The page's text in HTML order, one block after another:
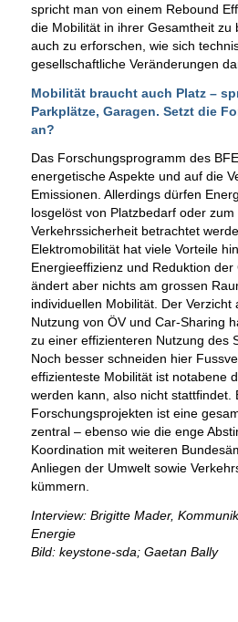
spricht man von einem Rebound
die Mobilität in ihrer Gesamtheit zu
auch zu erforschen, wie sich
gesellschaftliche Veränderungen
Mobilität braucht auch Platz –
Parkplätze, Garagen. Setzt die
an?
Das Forschungsprogramm des
energetische Aspekte und auf die
Emissionen. Allerdings dürfen
losgelöst von Platzbedarf oder zum
Verkehrssicherheit betrachtet
Elektromobilität hat viele Vorteile
Energieeffizienz und Reduktion der
ändert aber nichts am grossen
individuellen Mobilität. Der Verzicht
Nutzung von ÖV und Car-Sharing
zu einer effizienteren Nutzung des
Noch besser schneiden hier
effizienteste Mobilität ist notabene
werden kann, also nicht stattfindet.
Forschungsprojekten ist eine
zentral – ebenso wie die enge
Koordination mit weiteren
Anliegen der Umwelt sowie
kümmern.
Interview: Brigitte Mader,
Energie
Bild: keystone-sda; Gaetan Bally